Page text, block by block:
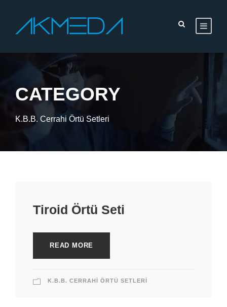
CATEGORY
K.B.B. Cerrahi Örtü Setleri
Tiroid Örtü Seti
READ MORE
K.B.B. CERRAHI ÖRTÜ SETLERI